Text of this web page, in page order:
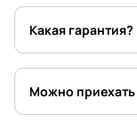
Какая гарантия?
Можно приехать